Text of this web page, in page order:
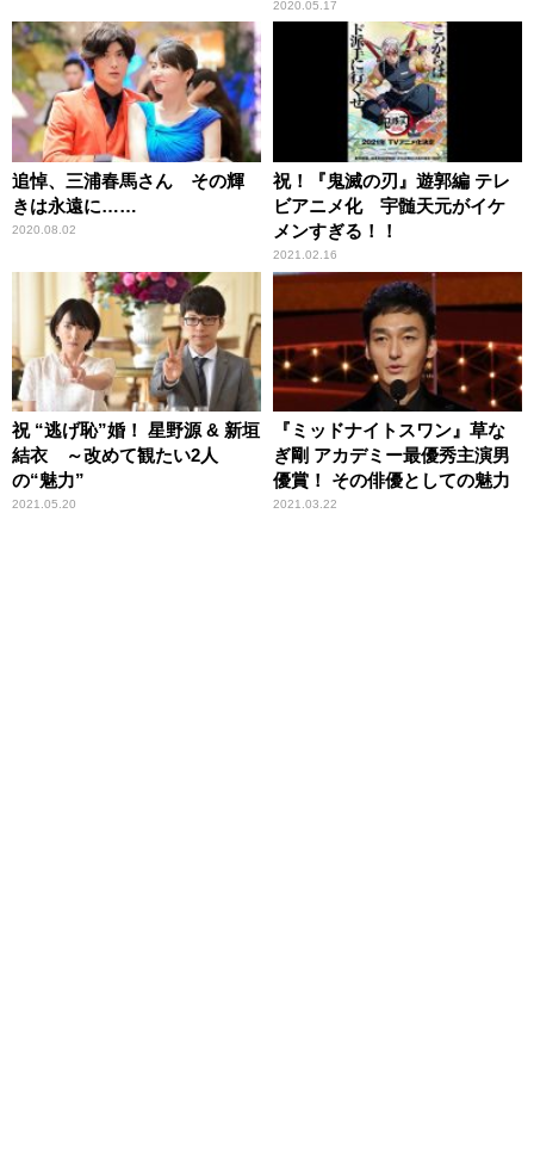
2020.05.17
追悼、三浦春馬さん その輝
きは永遠に……
2020.08.02
祝！『鬼滅の刃』遊郭編 テレ
ビアニメ化 宇髄天元がイケ
メンすぎる！！
2021.02.16
祝 “逃げ恥”婚！ 星野源 & 新垣
結衣 ～改めて観たい2人
の“魅力”
2021.05.20
『ミッドナイトスワン』草な
ぎ剛 アカデミー最優秀主演男
優賞！ その俳優としての魅力
2021.03.22